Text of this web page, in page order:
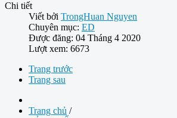
Chi tiết
Viết bởi TrongHuan Nguyen
Chuyên mục: ED
Được đăng: 04 Tháng 4 2020
Lượt xem: 6673
Trang trước
Trang sau
Trang chủ /